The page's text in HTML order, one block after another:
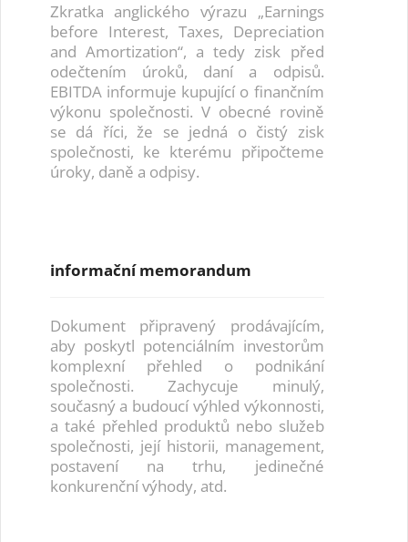
Zkratka anglického výrazu „Earnings
before Interest, Taxes, Depreciation
and Amortization“, a tedy zisk před
odečtením úroků, daní a odpisů.
EBITDA informuje kupující o finančním
výkonu společnosti. V obecné rovině
se dá říci, že se jedná o čistý zisk
společnosti, ke kterému připočteme
úroky, daně a odpisy.
informační memorandum
Dokument připravený prodávajícím,
aby poskytl potenciálním investorům
komplexní přehled o podnikání
společnosti. Zachycuje minulý,
současný a budoucí výhled výkonnosti,
a také přehled produktů nebo služeb
společnosti, její historii, management,
postavení na trhu, jedinečné
konkurenční výhody, atd.